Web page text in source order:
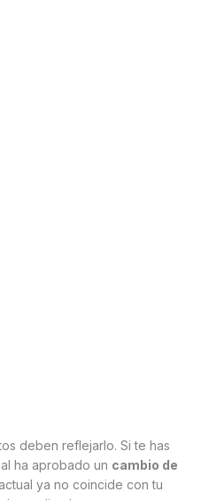
deben reflejarlo. Si te has
ha aprobado un cambio de
ya no coincide con tu